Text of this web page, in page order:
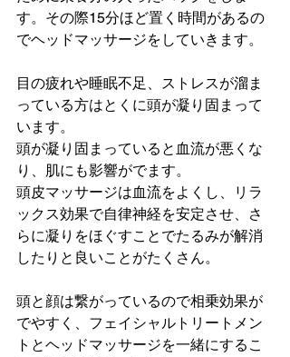
す。その際15分ほど置く時間があるの
でヘッドマッサージをしていきます。
目の疲れや睡眠不足、ストレスが溜ま
っている方はとくに頭が凝り固まって
います。
頭が凝り固まっていると血流が悪くな
り、肌にも影響がでます。
頭皮マッサージは血流をよくし、リラ
ックス効果で自律神経を安定させ、さ
らに凝りをほぐすことでたるみが解消
したりと良いことがたくさん。
頭と顔は繋がっているので相乗効果が
でやすく、フェイシャルトリートメン
トとヘッドマッサージを一緒にするこ